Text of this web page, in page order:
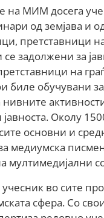
на МИМ досега
од земјава и
претставници
задолжени за
на
биле обучувани
Околу
основни и
медиумска
мултимедијални
во сите
сфера. Со